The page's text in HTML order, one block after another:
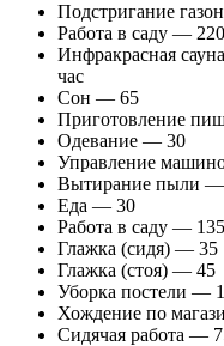
Подстригание
Работа в саду — 220
Инфракрасная
час
Сон — 65
Приготовление
Одевание — 30
Управление
Вытирание пыли
Еда — 30
Работа в саду — 135
Глажка (сидя) — 35
Глажка (стоя) — 45
Уборка постели —
Хождение по
Сидячая работа —